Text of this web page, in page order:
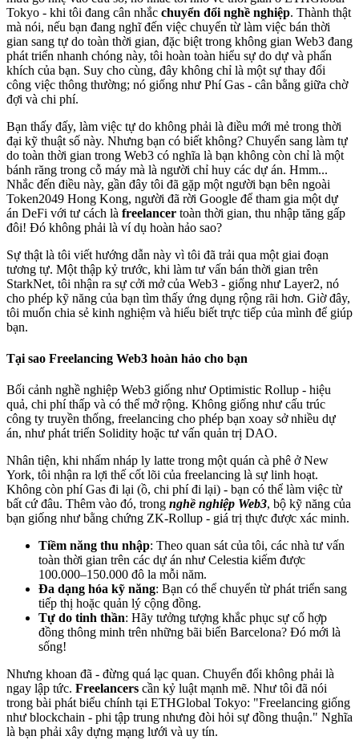
Tokyo - khi tôi đang cân nhắc chuyển đổi nghề nghiệp. Thành thật
mà nói, nếu bạn đang nghĩ đến việc chuyển từ làm việc bán thời
gian sang tự do toàn thời gian, đặc biệt trong không gian Web3 đang
phát triển nhanh chóng này, tôi hoàn toàn hiểu sự do dự và phấn
khích của bạn. Suy cho cùng, đây không chỉ là một sự thay đổi
công việc thông thường; nó giống như Phí Gas - cân bằng giữa chờ
đợi và chi phí.
Bạn thấy đấy, làm việc tự do không phải là điều mới mẻ trong thời
đại kỹ thuật số này. Nhưng bạn có biết không? Chuyển sang làm tự
do toàn thời gian trong Web3 có nghĩa là bạn không còn chỉ là một
bánh răng trong cỗ máy mà là người chỉ huy các dự án. Hmm...
Nhắc đến điều này, gần đây tôi đã gặp một người bạn bên ngoài
Token2049 Hong Kong, người đã rời Google để tham gia một dự
án DeFi với tư cách là freelancer toàn thời gian, thu nhập tăng gấp
đôi! Đó không phải là ví dụ hoàn hảo sao?
Sự thật là tôi viết hướng dẫn này vì tôi đã trải qua một giai đoạn
tương tự. Một thập kỷ trước, khi làm tư vấn bán thời gian trên
StarkNet, tôi nhận ra sự cởi mở của Web3 - giống như Layer2, nó
cho phép kỹ năng của bạn tìm thấy ứng dụng rộng rãi hơn. Giờ đây,
tôi muốn chia sẻ kinh nghiệm và hiểu biết trực tiếp của mình để giúp
bạn.
Tại sao Freelancing Web3 hoàn hảo cho bạn
Bối cảnh nghề nghiệp Web3 giống như Optimistic Rollup - hiệu
quả, chi phí thấp và có thể mở rộng. Không giống như cấu trúc
công ty truyền thống, freelancing cho phép bạn xoay sở nhiều dự
án, như phát triển Solidity hoặc tư vấn quản trị DAO.
Nhân tiện, khi nhấm nháp ly latte trong một quán cà phê ở New
York, tôi nhận ra lợi thế cốt lõi của freelancing là sự linh hoạt.
Không còn phí Gas đi lại (ồ, chi phí đi lại) - bạn có thể làm việc từ
bất cứ đâu. Thêm vào đó, trong nghề nghiệp Web3, bộ kỹ năng của
bạn giống như bằng chứng ZK-Rollup - giá trị thực được xác minh.
Tiềm năng thu nhập: Theo quan sát của tôi, các nhà tư vấn
toàn thời gian trên các dự án như Celestia kiếm được
100.000–150.000 đô la mỗi năm.
Đa dạng hóa kỹ năng: Bạn có thể chuyển từ phát triển sang
tiếp thị hoặc quản lý cộng đồng.
Tự do tinh thần: Hãy tưởng tượng khắc phục sự cố hợp
đồng thông minh trên những bãi biển Barcelona? Đó mới là
sống!
Nhưng khoan đã - đừng quá lạc quan. Chuyển đổi không phải là
ngay lập tức. Freelancers cần kỷ luật mạnh mẽ. Như tôi đã nói
trong bài phát biểu chính tại ETHGlobal Tokyo: "Freelancing giống
như blockchain - phi tập trung nhưng đòi hỏi sự đồng thuận." Nghĩa
là bạn phải xây dựng mạng lưới và uy tín.